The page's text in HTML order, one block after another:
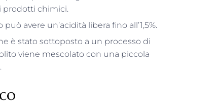
prodotti chimici.
avere un’acidità libera fino all’1,5%.
è stato sottoposto a un processo di
viene mescolato con una piccola